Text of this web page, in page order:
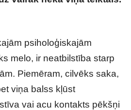
psiholoģiskajām
melo, ir neatbilstība starp
Piemēram, cilvēks saka,
viņa balss kļūst
vai acu kontakts pēkšņi